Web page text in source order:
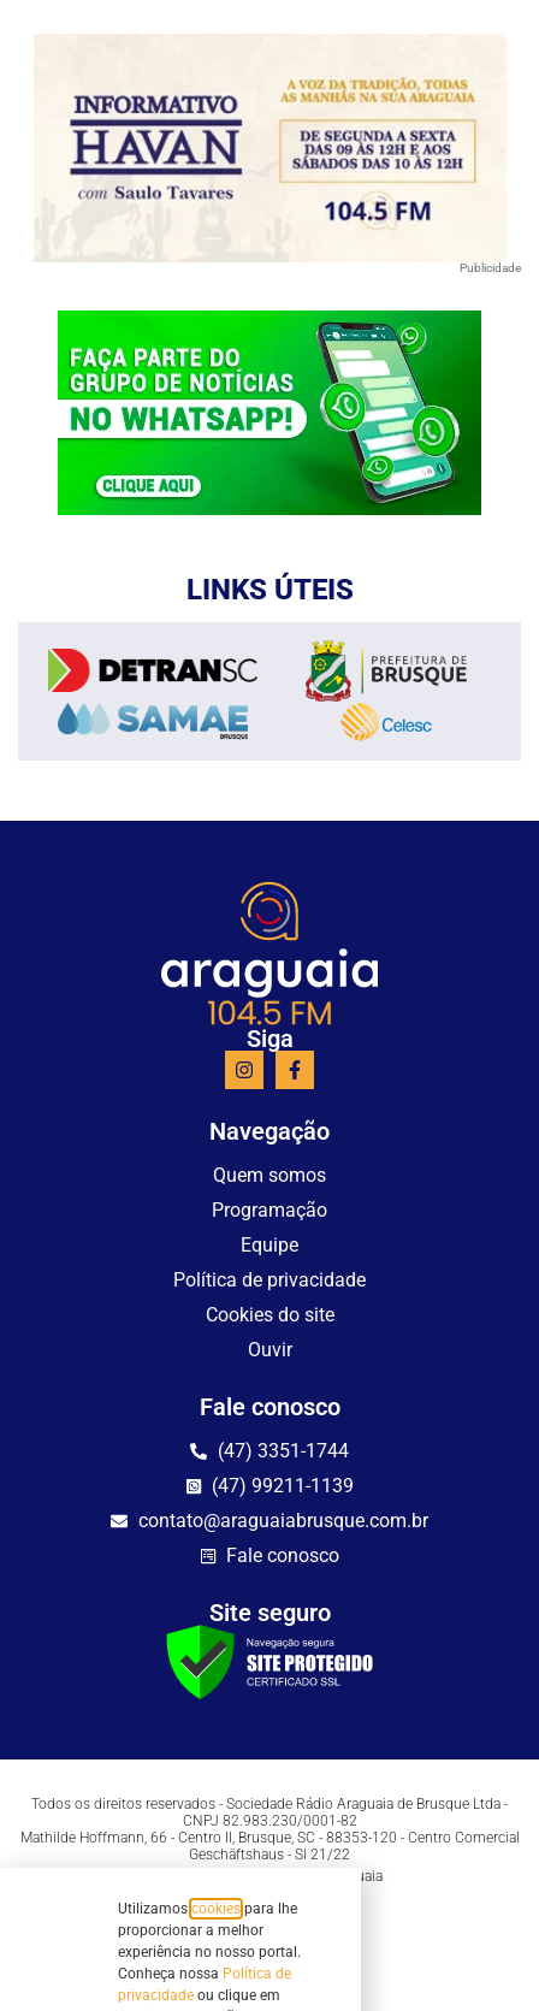
Publicidade
LINKS ÚTEIS
Siga
Navegação
Quem somos
Programação
Equipe
Política de privacidade
Cookies do site
Ouvir
Fale conosco
(47) 3351-1744
(47) 99211-1139
contato@araguaiabrusque.com.br
Fale conosco
Site seguro
Todos os direitos reservados - Sociedade Rádio Araguaia de Brusque Ltda -
CNPJ 82.983.230/0001-82
Mathilde Hoffmann, 66 - Centro II, Brusque, SC - 88353-120 - Centro Comercial
Geschäftshaus - Sl 21/22
Copyright © 2026 | Rádio Araguaia
Utilizamos cookies para lhe
proporcionar a melhor
experiência no nosso portal.
Conheça nossa Política de
privacidade ou clique em